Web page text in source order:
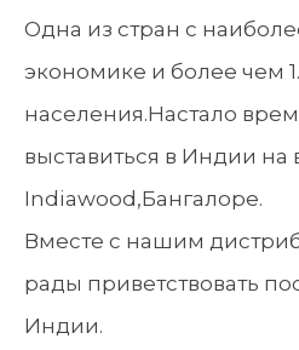
Одна из стран с
экономике и более чем
населения.Настало
выставиться в Индии на
Indiawood,Бангалоре.
Вместе с нашим
рады приветствовать
Индии.